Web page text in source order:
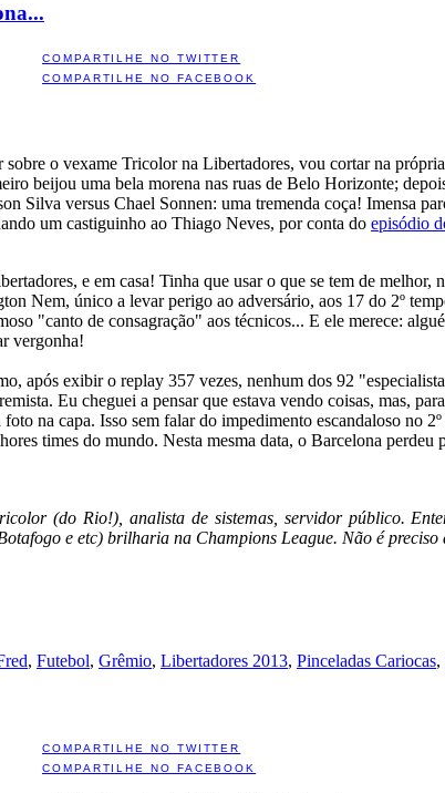
COMPARTILHE NO TWITTER
COMPARTILHE NO FACEBOOK
sobre o vexame Tricolor na Libertadores, vou cortar na
beijou uma bela morena nas ruas de Belo Horizonte;
Silva versus Chael Sonnen: uma tremenda coça! Imensa
um castiguinho ao Thiago Neves, por conta do episódio
e em casa! Tinha que usar o que se tem de
Nem, único a levar perigo ao adversário, aos 17 do 2º
"canto de consagração" aos técnicos... E ele merece:
vergonha!
após exibir o replay 357 vezes, nenhum dos 92
Eu cheguei a pensar que estava vendo coisas, mas,
foto na capa. Isso sem falar do impedimento escandaloso no
times do mundo. Nesta mesma data, o Barcelona
(do Rio!), analista de sistemas, servidor público.
e etc) brilharia na Champions League. Não é preciso
, Futebol, Grêmio, Libertadores 2013, Pinceladas Cariocas,
COMPARTILHE NO TWITTER
COMPARTILHE NO FACEBOOK